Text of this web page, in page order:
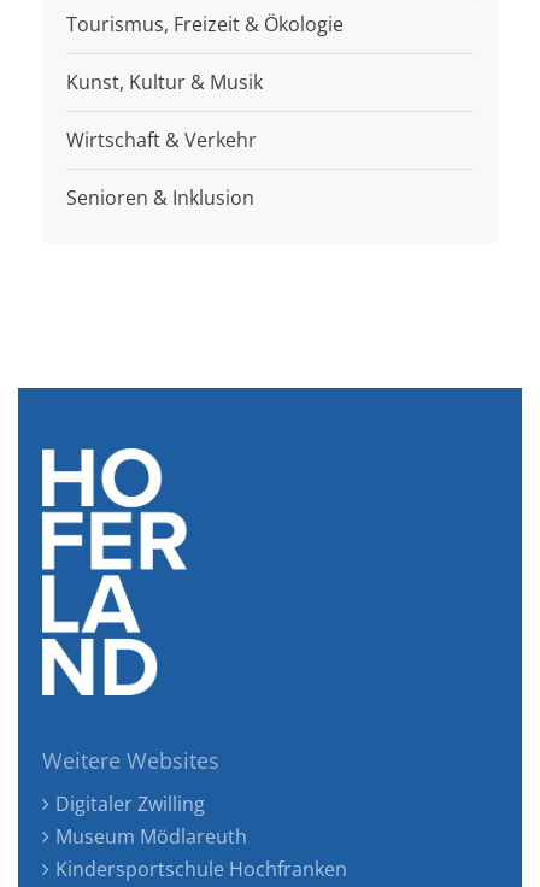
Tourismus, Freizeit & Ökologie
Kunst, Kultur & Musik
Wirtschaft & Verkehr
Senioren & Inklusion
Weitere Websites
Digitaler Zwilling
Museum Mödlareuth
Kindersportschule Hochfranken